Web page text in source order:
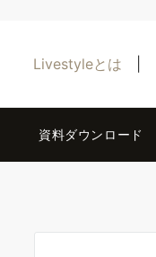
Livestyleとは
資料ダウンロード